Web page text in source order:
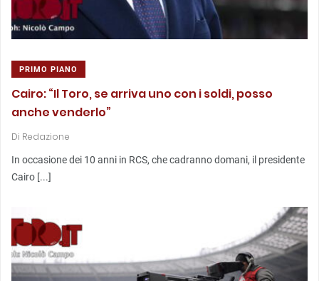
PRIMO PIANO
Cairo: “Il Toro, se arriva uno con i soldi, posso
anche venderlo”
Di Redazione
In occasione dei 10 anni in RCS, che cadranno domani, il presidente
Cairo [...]